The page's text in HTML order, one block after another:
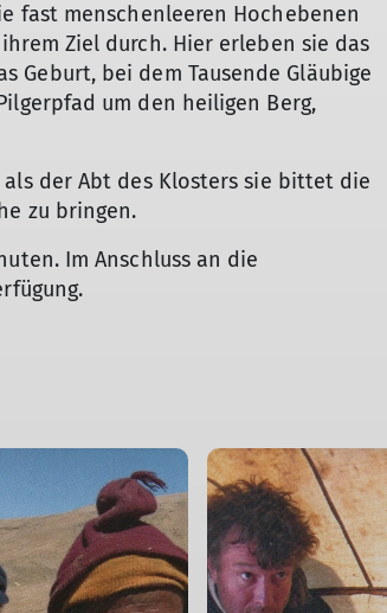
fast menschenleeren Hochebenen
Ziel durch. Hier erleben sie das
Geburt, bei dem Tausende Gläubige
um den heiligen Berg,
der Abt des Klosters sie bittet die
zu bringen.
Im Anschluss an die